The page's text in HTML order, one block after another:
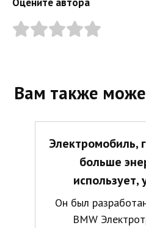
Вам также
Электромобиль,
больше
использует,
Он был
BMW